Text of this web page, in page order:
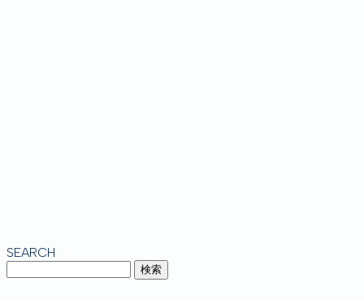
SEARCH